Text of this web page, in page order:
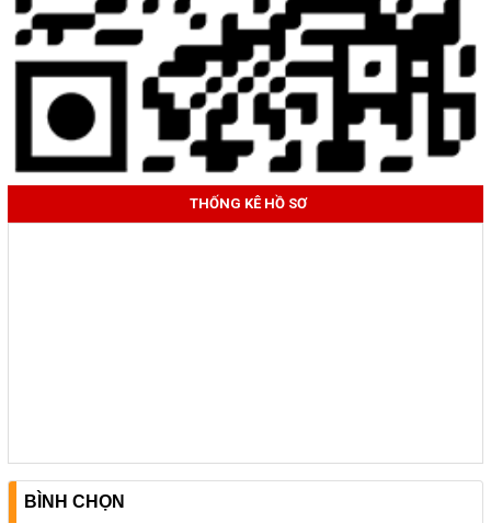
THỐNG KÊ HỒ SƠ
BÌNH CHỌN